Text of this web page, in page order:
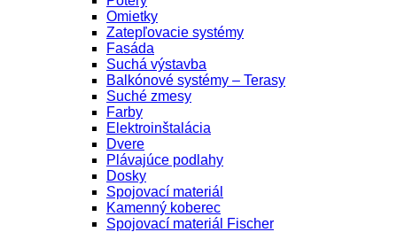
Omietky
Zatepľovacie systémy
Fasáda
Suchá výstavba
Balkónové systémy – Terasy
Suché zmesy
Farby
Elektroinštalácia
Dvere
Plávajúce podlahy
Dosky
Spojovací materiál
Kamenný koberec
Spojovací materiál Fischer